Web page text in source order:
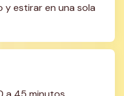
y estirar en una sola